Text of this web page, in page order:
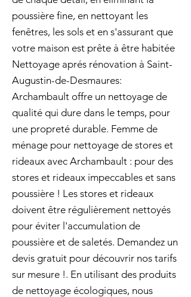
poussière fine, en nettoyant les
fenêtres, les sols et en s'assurant que
votre maison est prête à être habitée
Nettoyage aprés rénovation à Saint-
Augustin-de-Desmaures:
Archambault offre un nettoyage de
qualité qui dure dans le temps, pour
une propreté durable. Femme de
ménage pour nettoyage de stores et
rideaux avec Archambault : pour des
stores et rideaux impeccables et sans
poussière ! Les stores et rideaux
doivent être régulièrement nettoyés
pour éviter l'accumulation de
poussière et de saletés. Demandez un
devis gratuit pour découvrir nos tarifs
sur mesure !. En utilisant des produits
de nettoyage écologiques, nous